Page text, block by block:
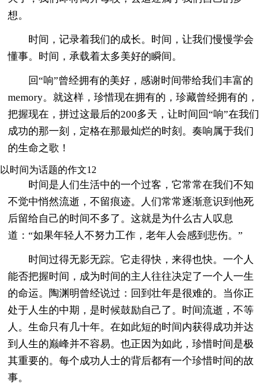
想。
时间，记录着我们的成长。时间，让我们慢慢学会
懂事。时间，承载着太多美好的瞬间。
回“响”曾经拥有的美好，感谢时间带给我们丰富的
memory。就这样，珍惜现在拥有的，珍藏曾经拥有的，
把握现在，拼过这最后的200多天，让时间回“响”在我们
成功的那一刻，定格在那最灿烂的时刻。奏响属于我们
的生命之歌！
以时间为话题的作文12
时间是人们生活中的一个过客，它常常在我们不知
不觉中悄然流逝，不留痕迹。人们常常逐渐意识到他死
后留给自己的时间不多了。这就是为什么古人叹息
道：“如果年轻人不努力工作，老年人会感到悲伤。”
时间过得无影无踪。它走得快，来得也快。一个人
能否把握时间，成为时间的主人往往决定了一个人一生
的命运。陶渊明曾经说过：回到壮年是很难的。当你正
处于人生的中期，是时候鼓励自己了。时间流逝，不等
人。生命只有几十年。在如此短的时间内获得成功并达
到人生的巅峰并不容易。也正因为如此，珍惜时间是极
其重要的。每个成功人士的背后都有一个珍惜时间的故
事。